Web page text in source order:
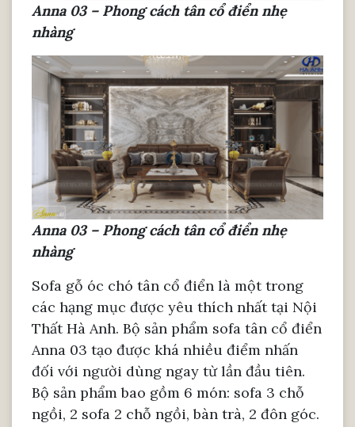
Anna 03 – Phong cách tân cổ điển nhẹ
nhàng
Anna 03 – Phong cách tân cổ điển nhẹ
nhàng
Sofa gỗ óc chó tân cổ điển là một trong
các hạng mục được yêu thích nhất tại Nội
Thất Hà Anh. Bộ sản phẩm sofa tân cổ điển
Anna 03 tạo được khá nhiều điểm nhấn
đối với người dùng ngay từ lần đầu tiên.
Bộ sản phẩm bao gồm 6 món: sofa 3 chỗ
ngồi, 2 sofa 2 chỗ ngồi, bàn trà, 2 đôn góc.